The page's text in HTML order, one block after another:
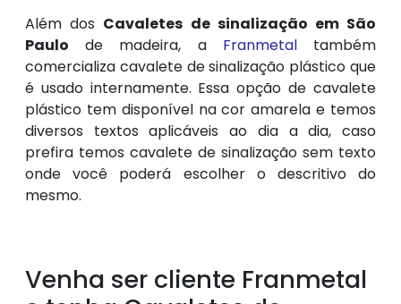
Além dos Cavaletes de sinalização em São
Paulo de madeira, a Franmetaltambém
comercializa cavalete de sinalização plástico que
é usado internamente. Essa opção de cavalete
plástico tem disponível na cor amarela e temos
diversos textos aplicáveis ao dia a dia, caso
prefira temos cavalete de sinalização sem texto
onde você poderá escolher o descritivo do
mesmo.
Venha ser cliente Franmetal